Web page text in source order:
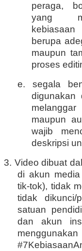
peraga,
yang
berupa
maupun
proses
e. segala
digunakan
maupun
wajib
deskripsi
3. Video dibuat
di akun
tik-tok), tidak
tidak
satuan
dan akun